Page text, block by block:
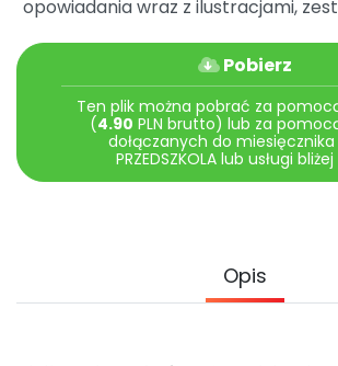
Archiwalne numery
opowiadania wraz z ilustracjami,
Pobierz
Ten plik można pobrać za
(4.90 PLN brutto) lub za
dołączanych do miesięcznika
PRZEDSZKOLA lub usługi bliżej
Opis